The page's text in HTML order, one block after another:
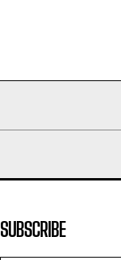
SUBSCRIBE